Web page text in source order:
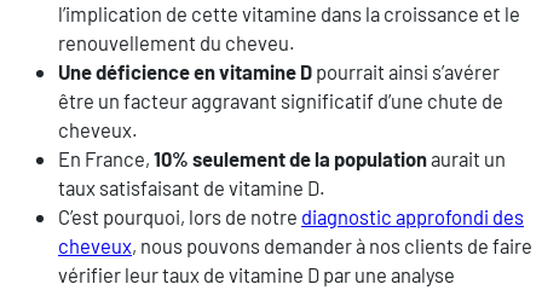
l’implication de cette vitamine dans la croissance et le
renouvellement du cheveu.
Une déficience en vitamine D pourrait ainsi s’avérer
être un facteur aggravant significatif d’une chute de
cheveux.
En France, 10% seulement de la populationaurait un
taux satisfaisant de vitamine D.
C’est pourquoi, lors de notre diagnostic approfondi des
cheveux, nous pouvons demander à nos clients de faire
vérifier leur taux de vitamine D par une analyse